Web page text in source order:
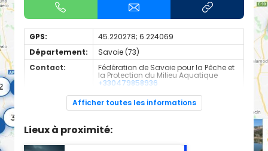
GPS:
45.220278; 6.224069
Département:
Savoie (73)
Contact:
Fédération de Savoie pour la Pêche et
la Protection du Milieu Aquatique
+330479858936
Espèces de
Truite
catégorie piscicole à cet emplacement.
Afficher toutes les informations
Lieux à proximité: